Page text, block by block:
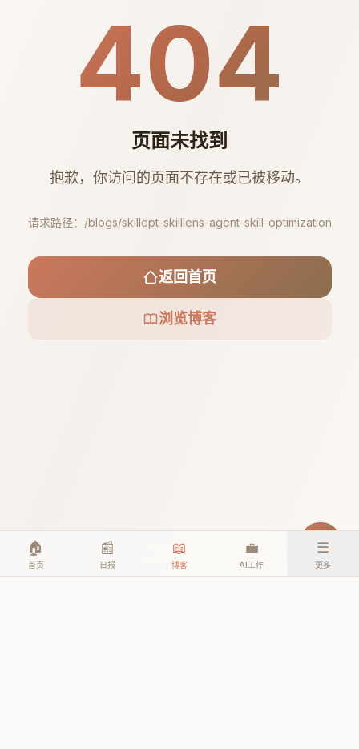
404
页面未找到
抱歉，你访问的页面不存在或已被移动。
请求路径： /blogs/skillopt-skilllens-agent-skill-optimization
返回首页
浏览博客
🏠
首页
📰
日报
📖
博客
💼
AI工作
☰
更多